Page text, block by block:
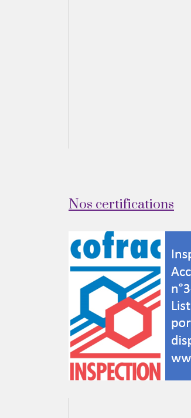
Nos certifications